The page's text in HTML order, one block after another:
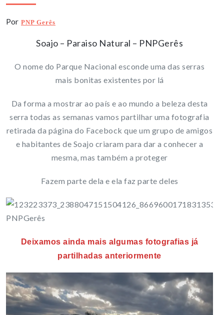
Por PNP Gerês
Soajo – Paraiso Natural – PNPGerês
O nome do Parque Nacional esconde uma das serras
mais bonitas existentes por lá
Da forma a mostrar ao país e ao mundo a beleza desta
serra todas as semanas vamos partilhar uma fotografia
retirada da página do Facebock que um grupo de amigos
e habitantes de Soajo criaram para dar a conhecer a
mesma, mas também a proteger
Fazem parte dela e ela faz parte deles
Deixamos ainda mais algumas fotografias já
partilhadas anteriormente